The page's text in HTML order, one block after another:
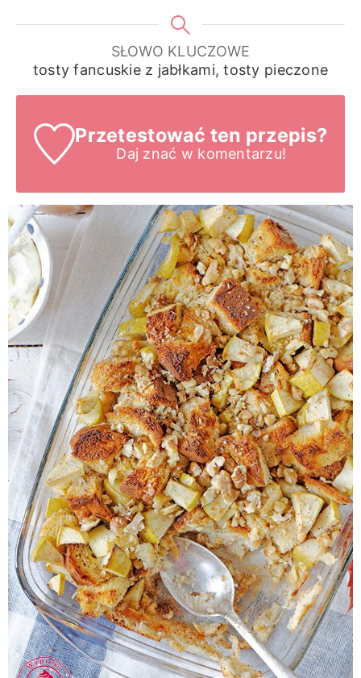
SŁOWO KLUCZOWE
tosty fancuskie z jabłkami, tosty pieczone
Przetestować ten przepis?
Daj znać w komentarzu!